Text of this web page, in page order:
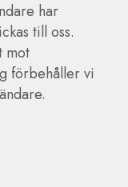
har
till oss.
mot
förbehåller vi